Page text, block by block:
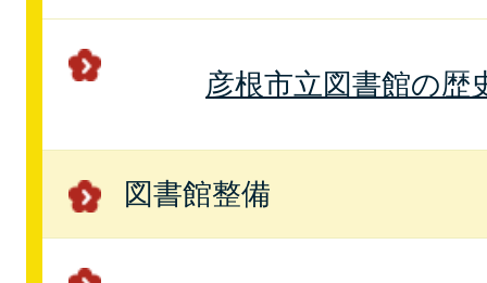
彦根市立図書館の歴
図書館整備